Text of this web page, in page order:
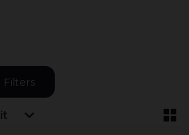
Filters